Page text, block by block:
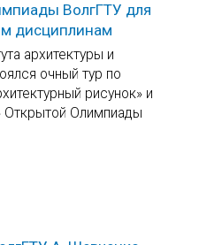
ВолгГТУ для
дисциплинам
архитектуры и
очный тур по
рисунок» и
Открытой Олимпиады